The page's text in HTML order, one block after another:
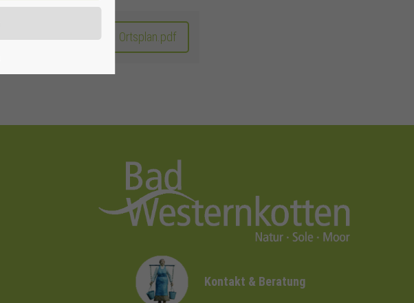
Ortsplan.pdf
Kontakt & Beratung